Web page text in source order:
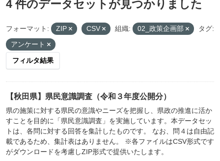
4 件のデータセットが見つかりました
フォーマット: ZIP CSV 組織: 02_政策企画部
タグ:
アンケート
フィルタ結果
【秋田県】県民意識調査（令和３年度公開分）
県の施策に対する県民の意識やニーズを把握し、県政の推進に活か
すことを目的に「県民意識調査」を実施しています。本データセッ
トは、各問に対する回答を集計したものです。 なお、問４は自由記
載であるため、集計表はありません。 ※各ファイルはCSV形式です
がダウンロードを考慮しZIP形式で提供いたします。